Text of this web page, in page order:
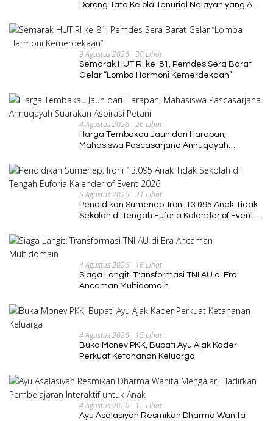
Dorong Tata Kelola Tenurial Nelayan yang Adil
9 Agustus 2026 30 Lihat
Semarak HUT RI ke-81, Pemdes Sera Barat
Gelar “Lomba Harmoni Kemerdekaan”
4 Agustus 2026 26 Lihat
Harga Tembakau Jauh dari Harapan,
Mahasiswa Pascasarjana Annuqayah
6 Agustus 2026 21 Lihat
Pendidikan Sumenep: Ironi 13.095 Anak Tidak
Sekolah di Tengah Euforia Kalender of Event
4 Agustus 2026 16 Lihat
Siaga Langit: Transformasi TNI AU di Era
Ancaman Multidomain
4 Agustus 2026 15 Lihat
Buka Monev PKK, Bupati Ayu Ajak Kader
Perkuat Ketahanan Keluarga
4 Agustus 2026 12 Lihat
Ayu Asalasiyah Resmikan Dharma Wanita